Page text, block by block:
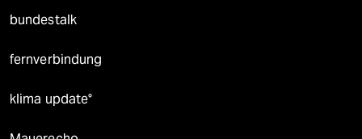
bundestalk
fernverbindung
klima update°